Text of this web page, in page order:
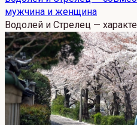
мужчина и женщина
Водолей и Стрелец —